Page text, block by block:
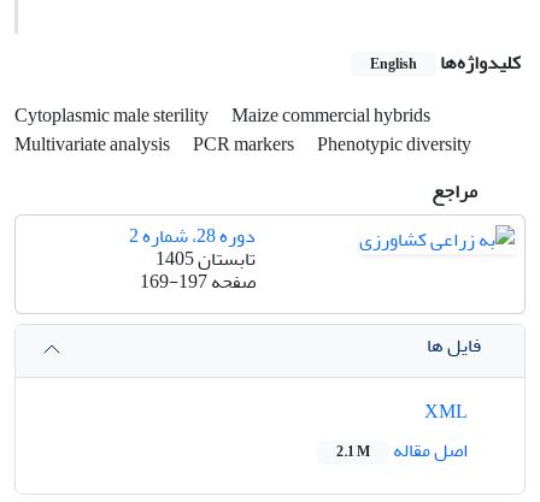
کلیدواژه‌ها English
Cytoplasmic male sterility
Maize commercial hybrids
Multivariate analysis
PCR markers
Phenotypic diversity
مراجع
دوره 28، شماره 2
تابستان 1405
صفحه169-197
فایل ها
اصل مقاله
2.1 M